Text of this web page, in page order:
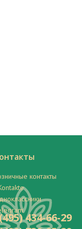
контакты
434-66-29